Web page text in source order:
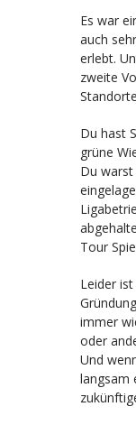
Es war
auch
erlebt.
zweite
Du hast
grüne
Du
Tour
Leider
immer
oder
Und
langsam